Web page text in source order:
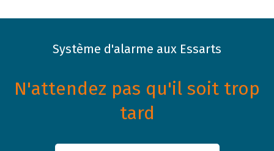
Système d'alarme aux Essarts
N'attendez pas qu'il soit trop
tard